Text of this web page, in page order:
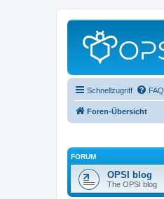
Schnellzugriff FAQ
Foren-Übersicht
FORUM
OPSI blog
The OPSI blog